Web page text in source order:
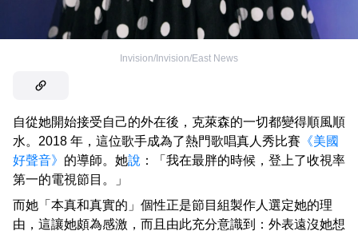
Invision/Invision/East News
自從她開始接受自己的外在後，克萊森的一切都變得順風順
水。2018 年，這位歌手成為了熱門歌唱真人秀比賽 《美國
好聲音》 的導師。她說 ：「我在最胖的時候，登上了收視率
第一的電視節目。」
而她「本真和真實的」個性正是節目組製作人選定她的理
由，這讓她頗為感激，而且由此充分意識到：外表遠沒她想